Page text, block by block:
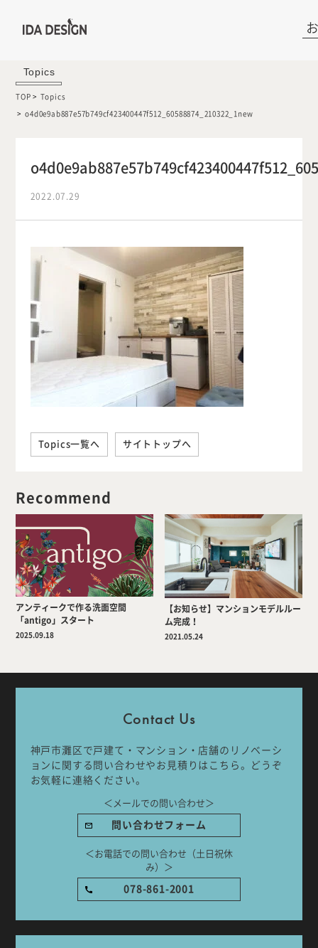
Topics
TOP Topics
o4d0e9ab887e57b749cf423400447f512_60588874_210322_1new
2022.07.29
Topics一覧へ サイトトップへ
Recommend
アンティークで作る洗面空間
「antigo」スタート
2025.09.18
【お知らせ】マンションモデルルー
ム完成！
2021.05.24
Contact Us
神戸市灘区で戸建て・マンション・店舗のリノベーシ
ョンに関する問い合わせやお見積りはこちら。どうぞ
お気軽に連絡ください。
＜メールでの問い合わせ＞
問い合わせフォーム
＜お電話での問い合わせ（土日祝休
み）＞
078-861-2001
Works
Journal
Topics
Recruit
Room Tour
ご相談はこちらから